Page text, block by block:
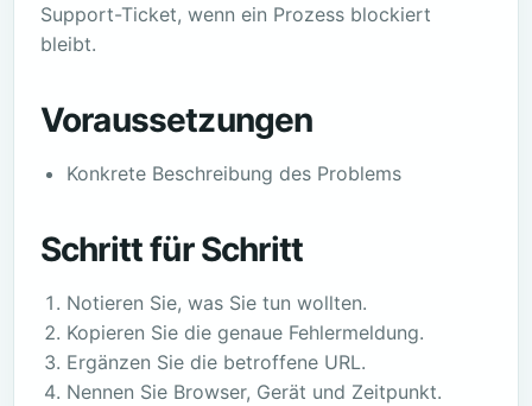
Support-Ticket, wenn ein Prozess blockiert
bleibt.
Voraussetzungen
Konkrete Beschreibung des Problems
Schritt für Schritt
Notieren Sie, was Sie tun wollten.
Kopieren Sie die genaue Fehlermeldung.
Ergänzen Sie die betroffene URL.
Nennen Sie Browser, Gerät und Zeitpunkt.